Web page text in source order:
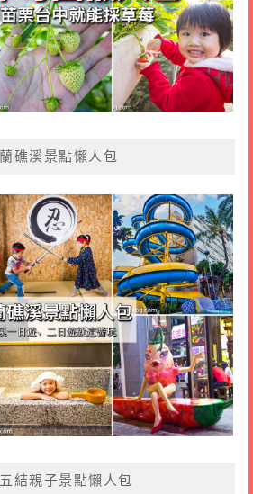
礁溪景點懶人包
結親子景點懶人包